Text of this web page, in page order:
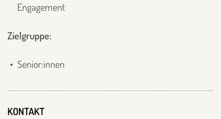
Engagement
Zielgruppe:
Senior:innen
KONTAKT